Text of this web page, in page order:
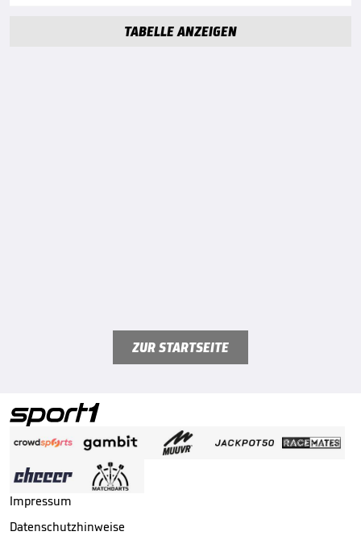
TABELLE ANZEIGEN
ZUR STARTSEITE
Impressum
Datenschutzhinweise